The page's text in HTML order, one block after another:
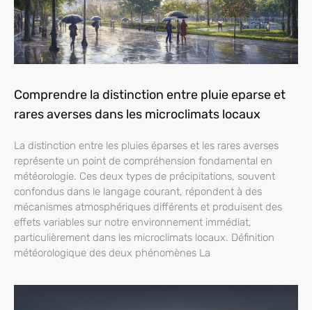
Comprendre la distinction entre pluie eparse et
rares averses dans les microclimats locaux
La distinction entre les pluies éparses et les rares averses
représente un point de compréhension fondamental en
météorologie. Ces deux types de précipitations, souvent
confondus dans le langage courant, répondent à des
mécanismes atmosphériques différents et produisent des
effets variables sur notre environnement immédiat,
particulièrement dans les microclimats locaux. Définition
météorologique des deux phénomènes La